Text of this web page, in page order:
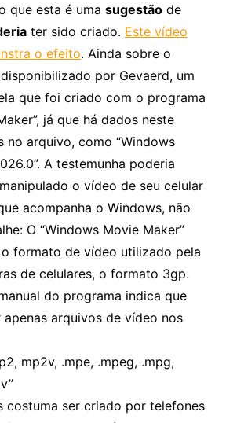
que esta é uma sugestãode
ter sido criado. Este vídeo
o efeito. Ainda sobre o
por Gevaerd, um
que foi criado com o programa
já que há dados neste
no arquivo, como “Windows
A testemunha poderia
o vídeo de seu celular
acompanha o Windows, não
O “Windows Movie Maker”
formato de vídeo utilizado pela
de celulares, o formato 3gp.
do programa indica que
arquivos de vídeo nos
mp2v, .mpe, .mpeg, .mpg,
costuma ser criado por telefones